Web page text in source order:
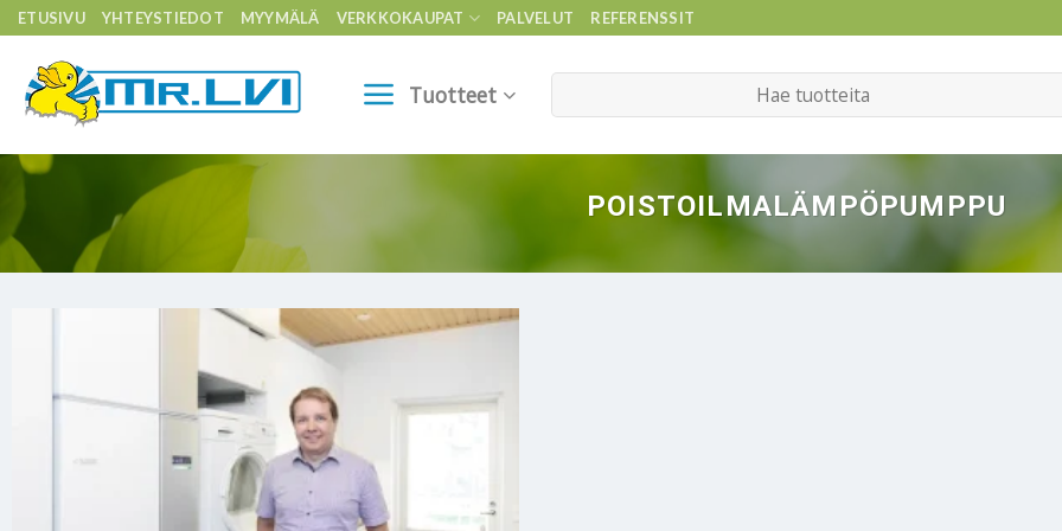
Skip
to
content
ETUSIVU YHTEYSTIEDOT MYYMÄLÄ VERKKOKAUPAT PALVELUT REFERENSSIT
Tuotteet
POISTOILMALÄMPÖPUMPPU